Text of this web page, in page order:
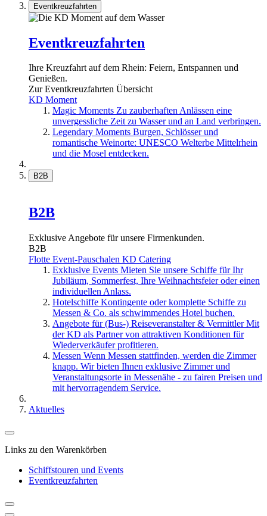
Eventkreuzfahrten
Eventkreuzfahrten
Ihre Kreuzfahrt auf dem Rhein: Feiern, Entspannen und
Genießen.
Zur Eventkreuzfahrten Übersicht
KD Moment
Magic Moments Zu zauberhaften Anlässen eine
unvergessliche Zeit zu Wasser und an Land verbringen.
Legendary Moments Burgen, Schlösser und
romantische Weinorte: UNESCO Welterbe Mittelrhein
und die Mosel entdecken.
B2B
B2B
Exklusive Angebote für unsere Firmenkunden.
B2B
Flotte Event-Pauschalen KD Catering
Exklusive Events Mieten Sie unsere Schiffe für Ihr
Jubiläum, Sommerfest, Ihre Weihnachtsfeier oder einen
individuellen Anlass.
Hotelschiffe Kontingente oder komplette Schiffe zu
Messen & Co. als schwimmendes Hotel buchen.
Angebote für (Bus-) Reiseveranstalter & Vermittler Mit
der KD als Partner von attraktiven Konditionen für
Wiederverkäufer profitieren.
Messen Wenn Messen stattfinden, werden die Zimmer
knapp. Wir bieten Ihnen exklusive Zimmer und
Veranstaltungsorte in Messenähe - zu fairen Preisen und
mit hervorragendem Service.
Aktuelles
Links zu den Warenkörben
Schiffstouren und Events
Eventkreuzfahrten